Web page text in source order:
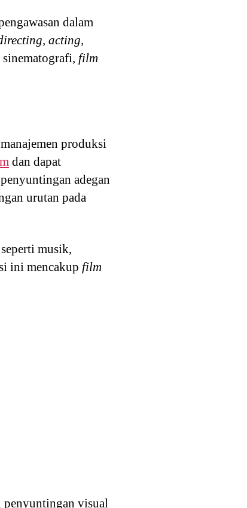
dalam
acting,
film
produksi
dan dapat
adegan
urutan pada
musik,
ini mencakup film
penyuntingan visual